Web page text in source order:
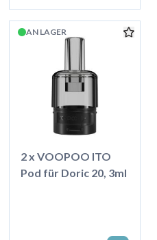
AN LAGER
2 x VOOPOO ITO
Pod für Doric 20, 3ml